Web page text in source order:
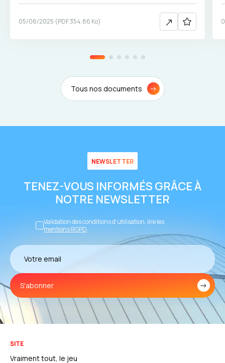
05/06/2025 (PDF354.86 Ko)
Tous nos documents
NEWSLETTER
TENEZ-VOUS INFORMÉS GRÂCE À
NOTRE NEWSLETTER
Validation des conditions d’utilisation, lire les
mentions RGPD
S'abonner
SITE
Vraiment tout, le jeu